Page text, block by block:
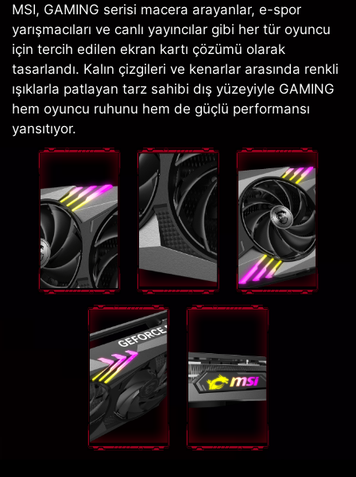
MSI, GAMING serisi macera arayanlar, e-spor
yarışmacıları ve canlı yayıncılar gibi her tür oyuncu
için tercih edilen ekran kartı çözümü olarak
tasarlandı. Kalın çizgileri ve kenarlar arasında renkli
ışıklarla patlayan tarz sahibi dış yüzeyiyle GAMING
hem oyuncu ruhunu hem de güçlü performansı
yansıtıyor.